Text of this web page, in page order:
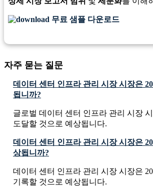
무료 샘플 다운로드
자주 묻는 질문
데이터 센터 인프라 관리 시장 시장은
됩니까?
글로벌 데이터 센터 인프라 관리 시장
도달할 것으로 예상됩니다.
데이터 센터 인프라 관리 시장 시장은
상됩니까?
데이터 센터 인프라 관리 시장 시장은
기록할 것으로 예상됩니다.